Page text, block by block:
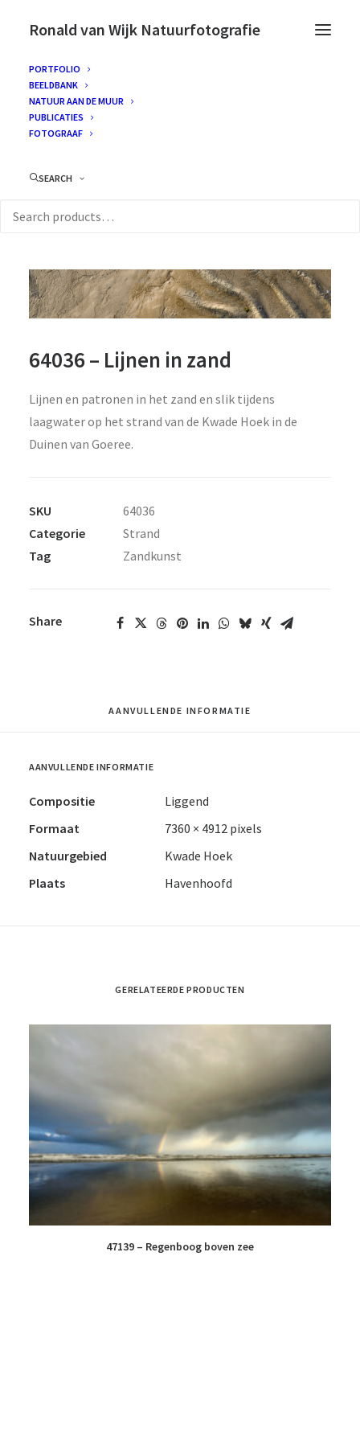
Ronald van Wijk Natuurfotografie
PORTFOLIO
BEELDBANK
NATUUR AAN DE MUUR
PUBLICATIES
FOTOGRAAF
SEARCH
64036 – Lijnen in zand
Lijnen en patronen in het zand en slik tijdens
laagwater op het strand van de Kwade Hoek in de
Duinen van Goeree.
SKU
64036
Categorie
Strand
Tag
Zandkunst
Share
AANVULLENDE INFORMATIE
AANVULLENDE INFORMATIE
Compositie
Liggend
Formaat
7360 × 4912 pixels
Natuurgebied
Kwade Hoek
Plaats
Havenhoofd
GERELATEERDE PRODUCTEN
47139 – Regenboog boven zee